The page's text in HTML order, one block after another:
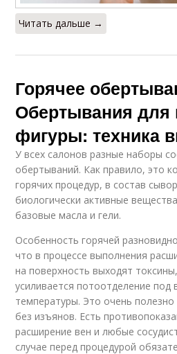
Читать дальше →
Горячее
Обертывания для
фигуры: техника
У всех салонов разные наборы
обертываний. Как правило, это
горячих процедур, в состав
биологически активные
базовые масла и гели.
Особенность горячей
что в процессе выполнения
на поверхность выходят
усиливается потоотделение под
температуры. Это очень
без изъянов. Есть
расширение вен и любые
случае перед процедурой